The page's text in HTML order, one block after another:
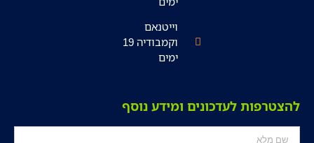
וייטנאם
וקמבודיה 19
ימים
לעדכונים ומידע נוסף